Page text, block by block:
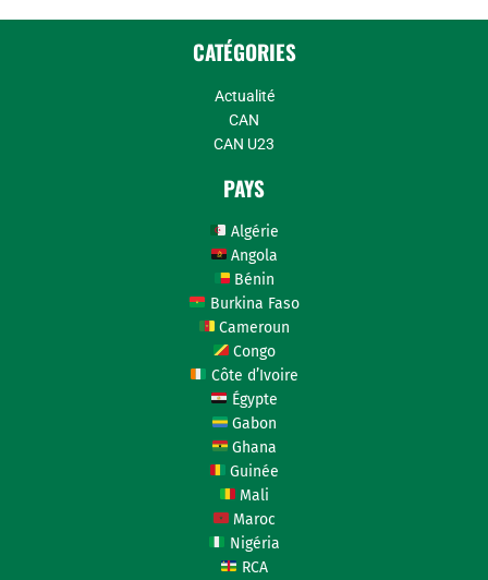
CATÉGORIES
Actualité
CAN
CAN U23
PAYS
Algérie
Angola
Bénin
Burkina Faso
Cameroun
Congo
Côte d’Ivoire
Égypte
Gabon
Ghana
Guinée
Mali
Maroc
Nigéria
RCA